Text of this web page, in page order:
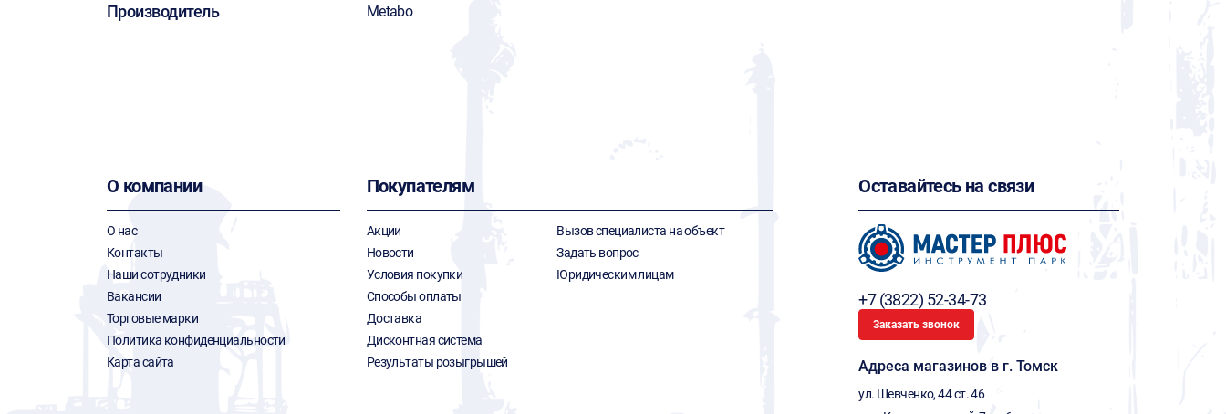
Производитель Metabo
О компании
О нас
Контакты
Наши сотрудники
Вакансии
Торговые марки
Политика конфиденциальности
Карта сайта
Покупателям
Акции
Новости
Условия покупки
Способы оплаты
Доставка
Дисконтная система
Результаты розыгрышей
Вызов специалиста на объект
Задать вопрос
Юридическим лицам
Оставайтесь на связи
+7 (3822) 52-34-73
Заказать звонок
Адреса магазинов в г. Томск
ул. Шевченко, 44 ст. 46